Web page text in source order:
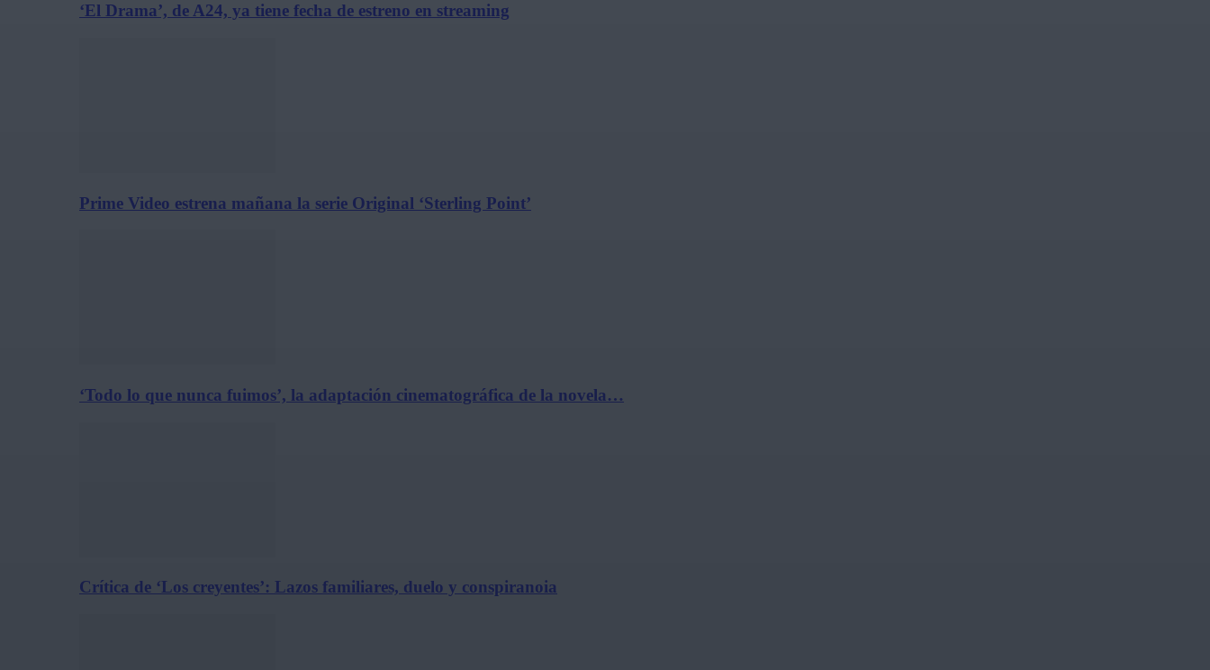
‘El Drama’, de A24, ya tiene fecha de estreno en streaming
Prime Video estrena mañana la serie Original ‘Sterling Point’
‘Todo lo que nunca fuimos’, la adaptación cinematográfica de la novela…
Crítica de ‘Los creyentes’: Lazos familiares, duelo y conspiranoia